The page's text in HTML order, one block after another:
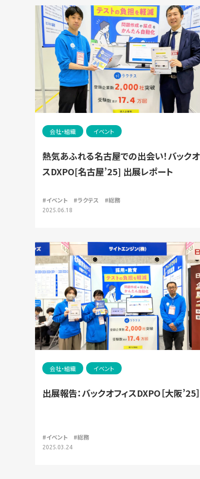
会社・組織 イベント
熱気あふれる名古屋での出会い！バック
スDXPO[名古屋’25] 出展レポート
#イベント #ラクテス #総務
2025.06.18
会社・組織 イベント
出展報告：バックオフィスDXPO［大阪’25］
#イベント #総務
2025.03.24